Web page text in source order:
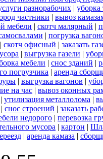
разнорабочих | уборка
частники | вывоз
мебели | скотч малярный |
| погрузка
| скотч офисный | заказать
| выгрузка газели |
мебели | снос зданий |
погрузчика | аренда
| выгрузка вагонов |
на час | вывоз оконных
| утилизация металлолома |
| снос строений | заказать
недорого | перевозка
мусора | картон |
| аренда камаза |